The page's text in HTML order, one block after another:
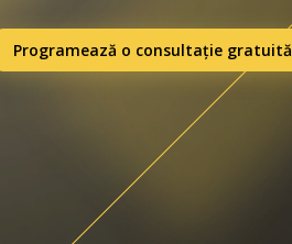
Programează o consultație gratuită